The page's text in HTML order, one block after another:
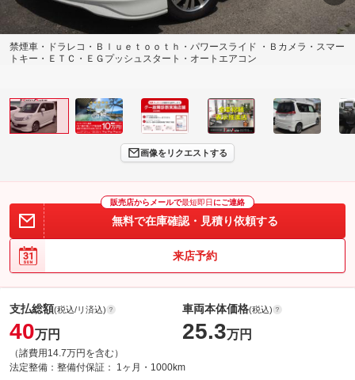
禁煙車・ドラレコ・Ｂｌｕｅｔｏｏｔｈ・パワースライド ・Ｂカメラ・スマー
トキー・ＥＴＣ・ＥＧプッシュスタート・オートエアコン
画像をリクエストする
販売店からメールで最短即日 にご連絡
無料で在庫確認・見積り依頼する
来店予約
支払総額(税込/リ済込)
40万円
（諸費用14.7万円を含む）
車両本体価格(税込)
25.3万円
法定整備： 整備付保証： 1ヶ月・1000km